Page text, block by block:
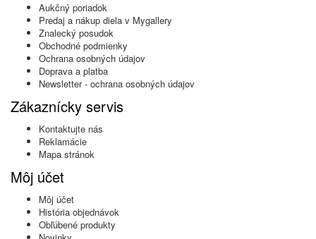
Aukčný poriadok
Predaj a nákup diela v Mygallery
Znalecký posudok
Obchodné podmienky
Ochrana osobných údajov
Doprava a platba
Newsletter - ochrana osobných údajov
Zákaznícky servis
Kontaktujte nás
Reklamácie
Mapa stránok
Môj účet
Môj účet
História objednávok
Obľúbené produkty